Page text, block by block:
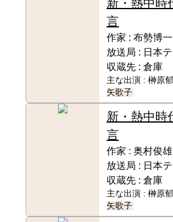
新・熱中時
言
作家 : 布勢博一
放送局 : 日本
収蔵先 : 倉庫
主な出演 : 榊原
矢歌子
新・熱中時
言
作家 : 奥村俊雄
放送局 : 日本
収蔵先 : 倉庫
主な出演 : 榊原
矢歌子